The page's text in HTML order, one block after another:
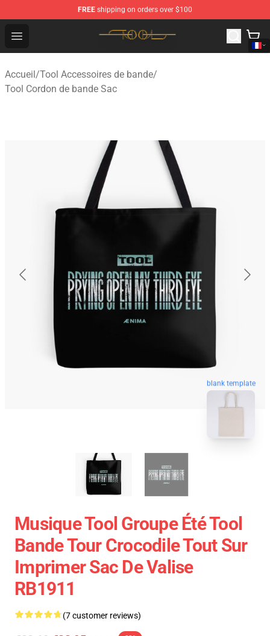
FREE shipping on orders over $100
Open menu
Tool Store - Official Tool Merchandise Shop
Accueil/Tool Accessoires de bande/
Tool Cordon de bande Sac
blank template
Musique Tool Groupe Été Tool
Bande Tour Crocodile Tout Sur
Imprimer Sac De Valise
RB1911
(7 customer reviews)